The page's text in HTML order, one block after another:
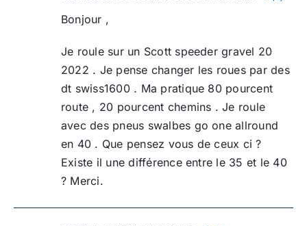
Bonjour ,
Je roule sur un Scott speeder gravel 20
2022 . Je pense changer les roues par des
dt swiss1600 . Ma pratique 80 pourcent
route , 20 pourcent chemins . Je roule
avec des pneus swalbes go one allround
en 40 . Que pensez vous de ceux ci ?
Existe il une différence entre le 35 et le 40
? Merci.